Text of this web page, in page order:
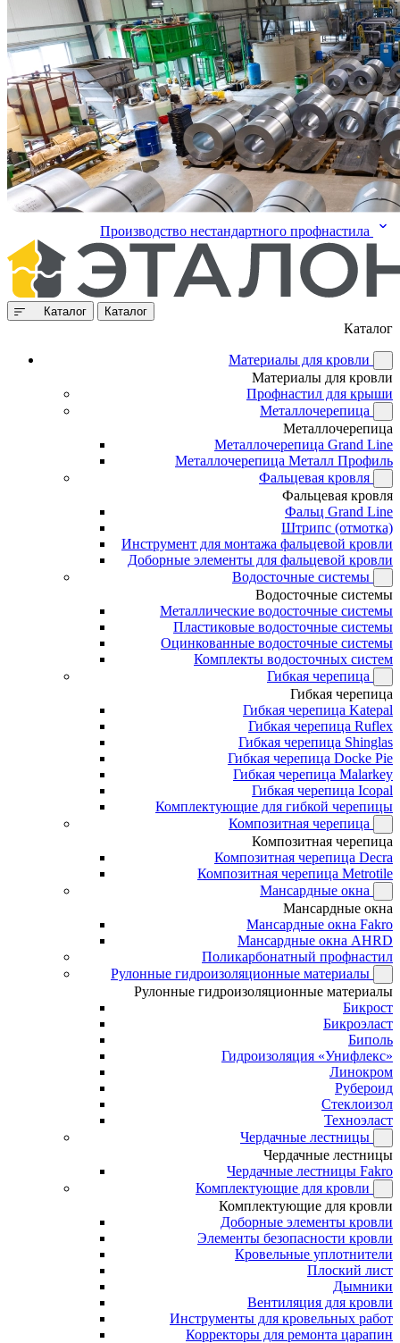
Производство нестандартного профнастила
Каталог Каталог
Каталог
Материалы для кровли
Материалы для кровли
Профнастил для крыши
Металлочерепица
Металлочерепица
Металлочерепица Grand Line
Металлочерепица Металл Профиль
Фальцевая кровля
Фальцевая кровля
Фальц Grand Line
Штрипс (отмотка)
Инструмент для монтажа фальцевой кровли
Доборные элементы для фальцевой кровли
Водосточные системы
Водосточные системы
Металлические водосточные системы
Пластиковые водосточные системы
Оцинкованные водосточные системы
Комплекты водосточных систем
Гибкая черепица
Гибкая черепица
Гибкая черепица Katepal
Гибкая черепица Ruflex
Гибкая черепица Shinglas
Гибкая черепица Docke Pie
Гибкая черепица Malarkey
Гибкая черепица Icopal
Комплектующие для гибкой черепицы
Композитная черепица
Композитная черепица
Композитная черепица Decra
Композитная черепица Metrotile
Мансардные окна
Мансардные окна
Мансардные окна Fakro
Мансардные окна AHRD
Поликарбонатный профнастил
Рулонные гидроизоляционные материалы
Рулонные гидроизоляционные материалы
Бикрост
Бикроэласт
Биполь
Гидроизоляция «Унифлекс»
Линокром
Рубероид
Стеклоизол
Техноэласт
Чердачные лестницы
Чердачные лестницы
Чердачные лестницы Fakro
Комплектующие для кровли
Комплектующие для кровли
Доборные элементы кровли
Элементы безопасности кровли
Кровельные уплотнители
Плоский лист
Дымники
Вентиляция для кровли
Инструменты для кровельных работ
Корректоры для ремонта царапин